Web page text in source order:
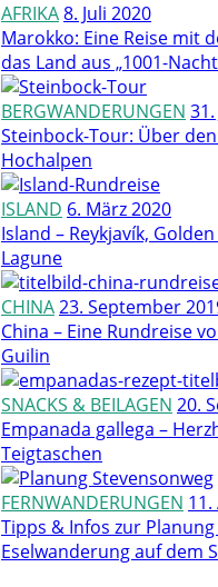
AFRIKA8. Juli 2020
Marokko: Eine Reise mit
das Land aus „1001-
BERGWANDERUNGEN
Steinbock-Tour: Über
Hochalpen
ISLAND 6. März 2020
Island – Reykjavík,
Lagune
CHINA23. September
China – Eine Rundreise
Guilin
SNACKS & BEILAGEN 20.
Empanada gallega –
Teigtaschen
FERNWANDERUNGEN
Tipps & Infos zur
Eselwanderung auf dem